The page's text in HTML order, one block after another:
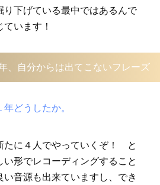
り下げている最中ではあるんで
います！
、自分からは出てこないフレーズ
どうしたか。
たに４人でやっていくぞ！ と
形でレコーディングすること
い音源も出来ていますし、でき